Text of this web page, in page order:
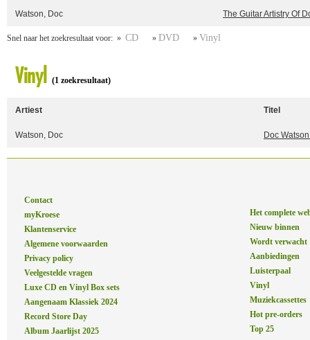
Watson, Doc The Guitar Artistry Of
Snel naar het zoekresultaat voor: » CD » DVD » Vinyl
Vinyl (1 zoekresultaat)
Artiest Titel
Watson, Doc Doc
Contact
myKroese
Klantenservice
Algemene voorwaarden
Privacy policy
Veelgestelde vragen
Luxe CD en Vinyl Box sets
Aangenaam Klassiek 2024
Record Store Day
Album Jaarlijst 2025
Het complete
Nieuw binnen
Wordt verwacht
Aanbiedingen
Luisterpaal
Vinyl
Muziekcassettes
Hot pre-orders
Top 25